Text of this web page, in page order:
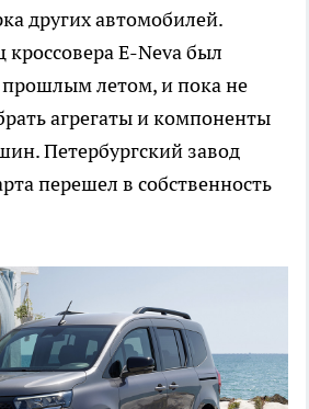
других автомобилей.
E-Neva был
летом, и пока не
агрегаты и компоненты
Петербургский завод
перешел в собственность